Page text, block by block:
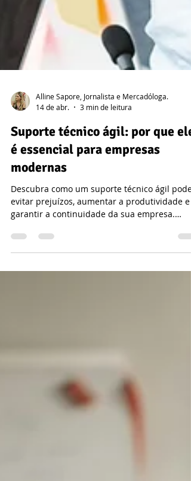
Alline Sapore, Jornalista e Mercadóloga.
14 de abr.
3 min de leitura
Suporte técnico ágil: por que ele
modernas
Descubra como um suporte técnico ágil pode
evitar prejuízos, aumentar a produtividade e
Conheça soluções em outsourcing de TI, PABX
em nuvem e videoconferência.